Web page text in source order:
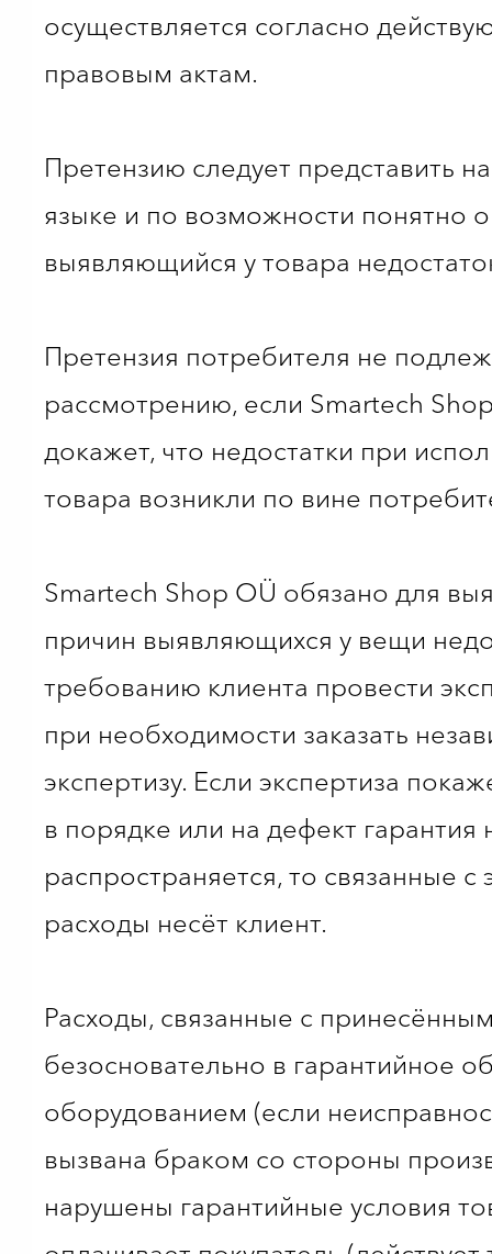
осуществляется согласно
правовым актам.
Претензию следует представить
языке и по возможности понятно
выявляющийся у товара
Претензия потребителя не
рассмотрению, если Smartech
докажет, что недостатки при
товара возникли по вине
Smartech Shop OÜ обязано для
причин выявляющихся у вещи
требованию клиента провести
при необходимости заказать
экспертизу. Если экспертиза
в порядке или на дефект гарантия
распространяется, то связанные с
расходы несёт клиент.
Расходы, связанные с
безосновательно в гарантийное
оборудованием (если
вызвана браком со стороны
нарушены гарантийные условия